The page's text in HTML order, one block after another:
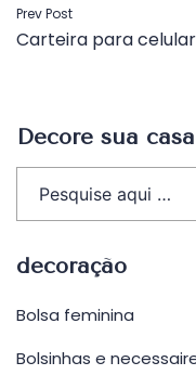
Navegação
de
Prev Post
Carteira para
Decore sua
decoração
Bolsa feminina
Bolsinhas e